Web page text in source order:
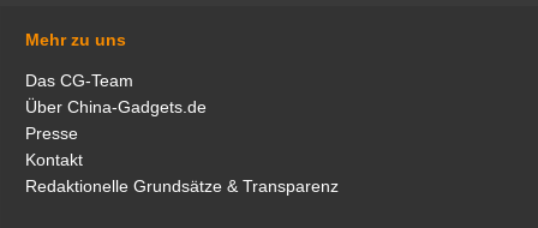
Mehr zu uns
Das CG-Team
Über China-Gadgets.de
Presse
Kontakt
Redaktionelle Grundsätze & Transparenz